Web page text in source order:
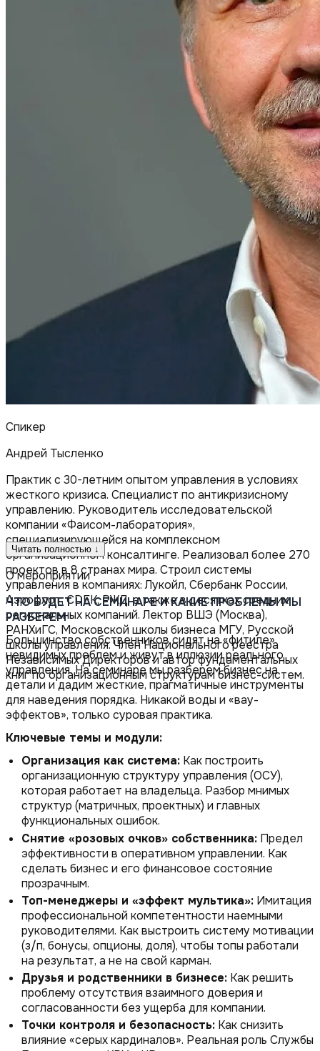
Спикер
Андрей Тысленко
Практик с 30-летним опытом управления в условиях
жесткого кризиса. Специалист по антикризисному
управлению. Руководитель исследовательской
компании «Фаисом-лаборатория»,
специализирующейся на комплексном
организационном консалтинге. Реализовал более 270
проектов в 8 странах мира. Строил системы
управления в компаниях: Лукойл, Сбербанк России,
Аэрофлот, CDEK, РЖД, а также в десятках средних
региональных компаний. Лектор ВШЭ (Москва),
РАНХиГС, Московской школы бизнеса МГУ, Русской
школы управления. Член Национального реестра
Независимых Директоров и автор фундаментальных
книг по организационным структурам бизнес-систем.
Читать полностью ↓
О мероприятии
ЧТО БУДЕТ НА СЕМИНАРЕ И КАКИЕ ПРОБЛЕМЫ МЫ
РАЗБЕРЕМ
Большинство собственников сидят на «фитиле»
невидимых проблем и живут в иллюзии реального
управления. На семинаре мы разберем бизнес на
детали и дадим жесткие, прагматичные инструменты
для наведения порядка. Никакой воды и «вау-
эффектов», только суровая практика.
Ключевые темы и модули:
Организация как система: Как построить
организационную структуру управления (ОСУ),
которая работает на владельца. Разбор мнимых
структур (матричных, проектных) и главных
функциональных ошибок.
Снятие «розовых очков» собственника: Предел
эффективности в оперативном управлении. Как
сделать бизнес и его финансовое состояние
прозрачным.
Топ-менеджеры и «эффект мультика»: Имитация
профессиональной компетентности наемными
руководителями. Как выстроить систему мотивации
(з/п, бонусы, опционы, доля), чтобы топы работали
на результат, а не на свой карман.
Друзья и родственники в бизнесе: Как решить
проблему отсутствия взаимного доверия и
согласованности без ущерба для компании.
Точки контроля и безопасность: Как снизить
влияние «серых кардиналов». Реальная роль Службы